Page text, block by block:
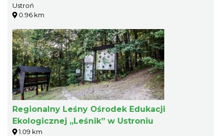
Ustroń
0.96 km
Regionalny Leśny Ośrodek Edukacji
Ekologicznej „Leśnik” w Ustroniu
1.09 km